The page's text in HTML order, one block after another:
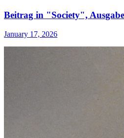
Beitrag in "Society",
January 17, 2026